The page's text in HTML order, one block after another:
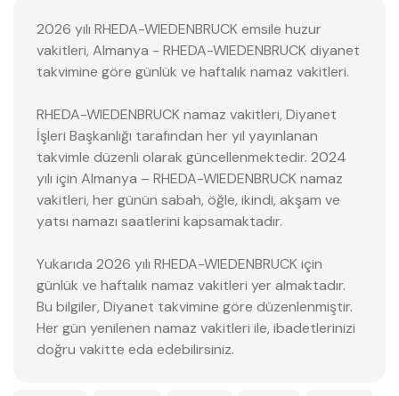
2026 yılı RHEDA-WIEDENBRUCK emsile huzur
vakitleri, Almanya - RHEDA-WIEDENBRUCK diyanet
takvimine göre günlük ve haftalık namaz vakitleri.
RHEDA-WIEDENBRUCK namaz vakitleri, Diyanet
İşleri Başkanlığı tarafından her yıl yayınlanan
takvimle düzenli olarak güncellenmektedir. 2024
yılı için Almanya – RHEDA-WIEDENBRUCK namaz
vakitleri, her günün sabah, öğle, ikindi, akşam ve
yatsı namazı saatlerini kapsamaktadır.
Yukarıda 2026 yılı RHEDA-WIEDENBRUCK için
günlük ve haftalık namaz vakitleri yer almaktadır.
Bu bilgiler, Diyanet takvimine göre düzenlenmiştir.
Her gün yenilenen namaz vakitleri ile, ibadetlerinizi
doğru vakitte eda edebilirsiniz.